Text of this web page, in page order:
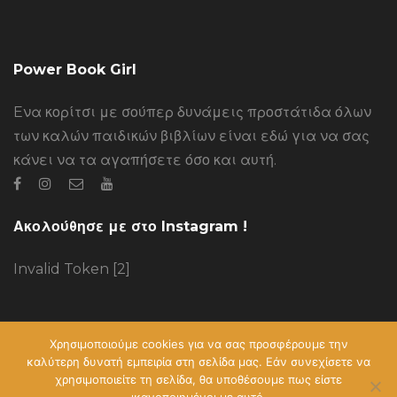
Power Book Girl
Eνα κορίτσι με σούπερ δυνάμεις προστάτιδα όλων
των καλών παιδικών βιβλίων είναι εδώ για να σας
κάνει να τα αγαπήσετε όσο και αυτή.
Ακολούθησε με στο Instagram !
Invalid Token [2]
Power Book Girl - Η ηρωίδα των παιδικών βιβλίων!
PowerBookGirl.gr - 2021
Χρησιμοποιούμε cookies για να σας προσφέρουμε την
καλύτερη δυνατή εμπειρία στη σελίδα μας. Εάν συνεχίσετε να
χρησιμοποιείτε τη σελίδα, θα υποθέσουμε πως είστε